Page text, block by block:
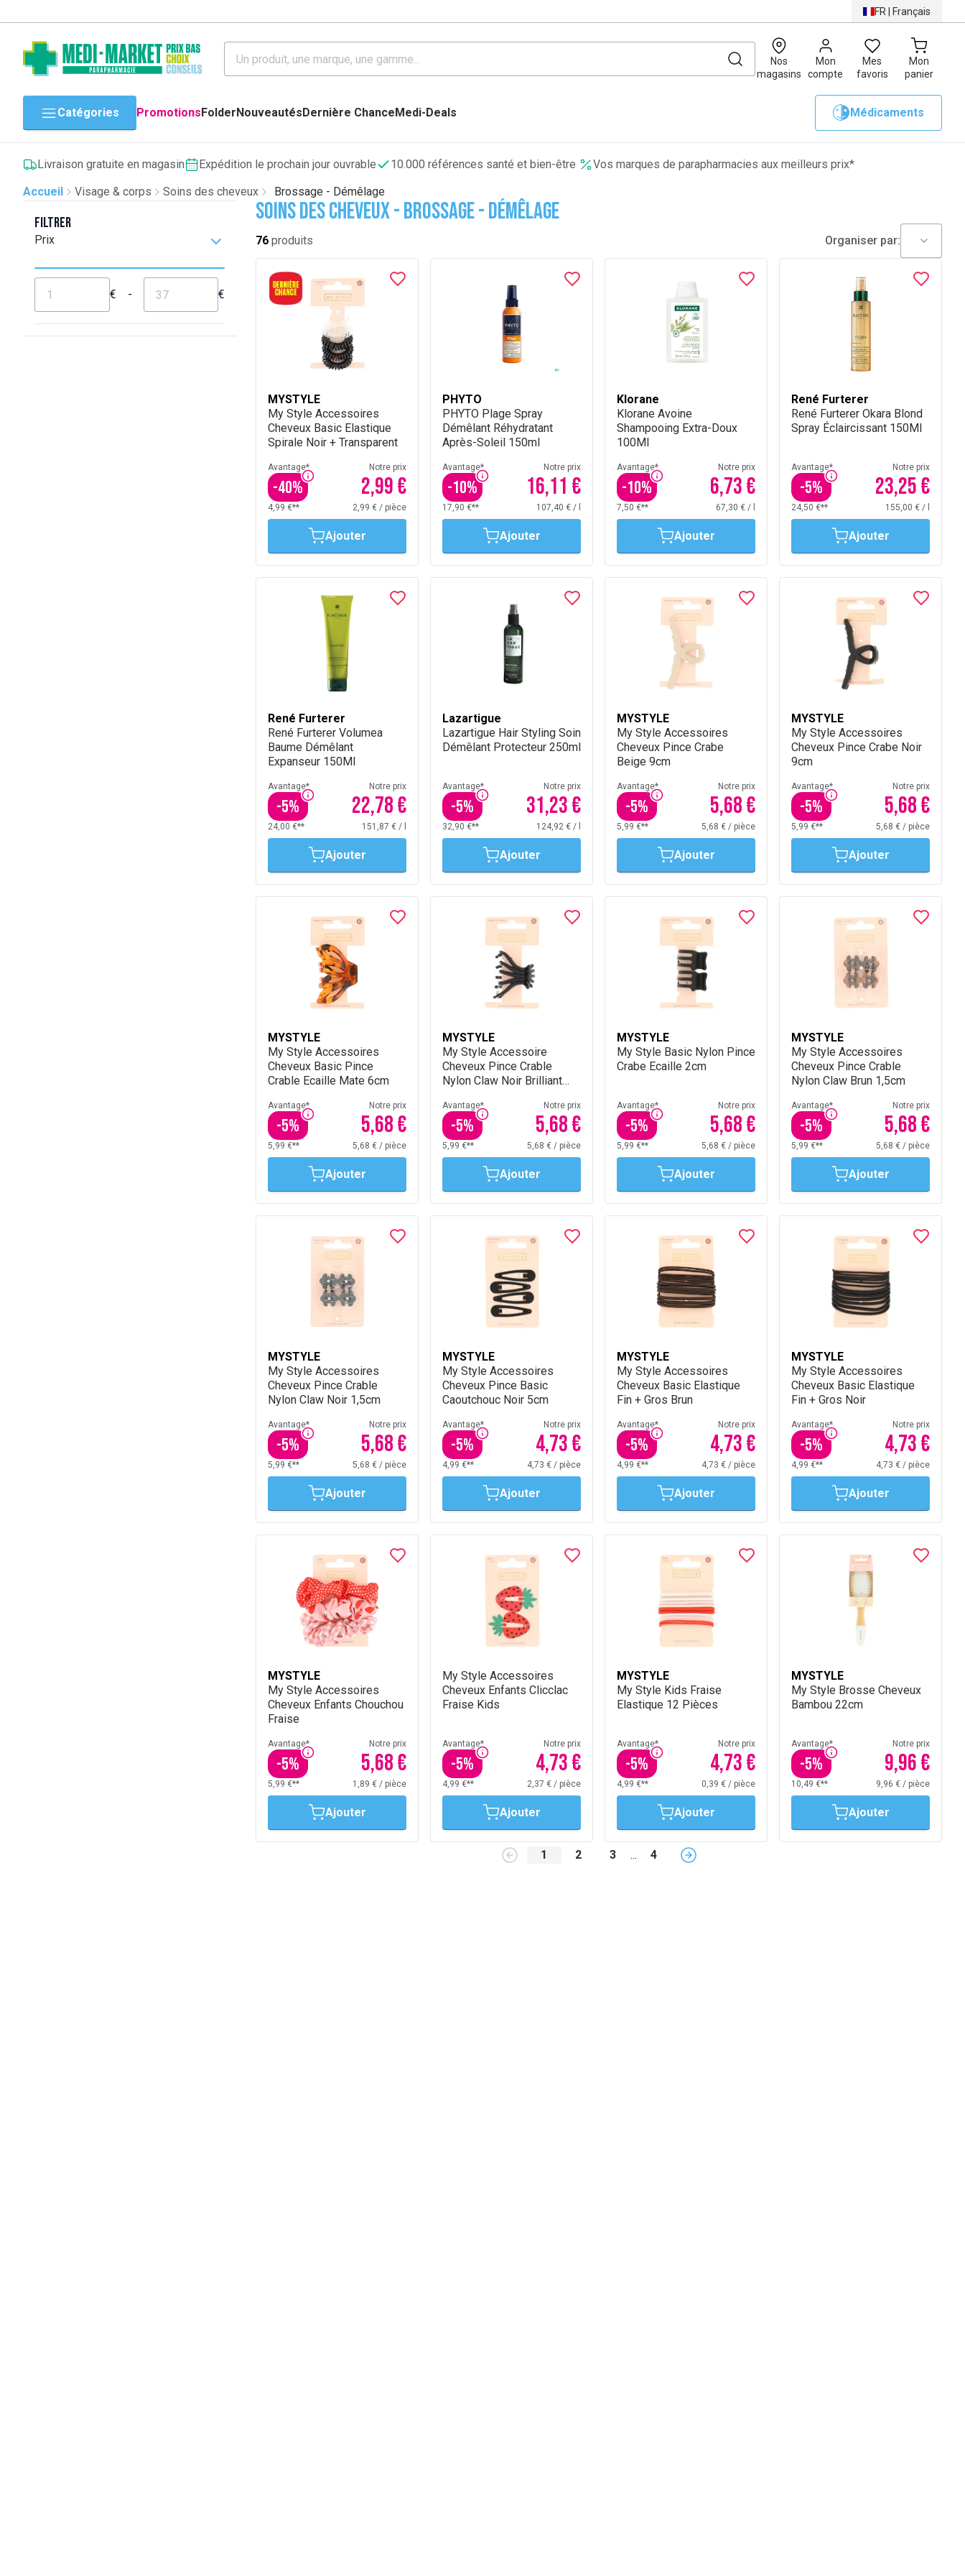
FR | Français
Nos
magasins
Mon
compte
Mes
favoris
Mon
panier
0
Catégories PromotionsFolderNouveautésDernière ChanceMedi-Deals Médicaments
Livraison gratuite en magasin Expédition le prochain jour ouvrable 10.000 références santé et bien-être
Vos marques de parapharmacies aux meilleurs prix*
Accueil
Visage & corps Soins des cheveux Brossage - Démêlage
Filtrer
Prix
€ - €
Soins des cheveux - Brossage - Démêlage
76 produits Organiser par:
MYSTYLE
My Style Accessoires
Cheveux Basic Elastique
Spirale Noir + Transparent
Avantage*
-40%
Notre prix
2,99 €
4,99 €** 2,99 € / pièce
Ajouter
PHYTO
PHYTO Plage Spray
Démêlant Réhydratant
Après-Soleil 150ml
Avantage*
-10%
Notre prix
16,11 €
17,90 €** 107,40 € /
Ajouter
Klorane
Klorane Avoine
Shampooing Extra-Doux
100Ml
Avantage*
-10%
Notre prix
6,73 €
7,50 €** 67,30 € /
Ajouter
René Furterer
René Furterer Okara Blond
Spray Éclaircissant 150Ml
Avantage*
-5%
Notre prix
23,25 €
24,50 €** 155,00 € /
Ajouter
René Furterer
René Furterer Volumea
Baume Démêlant
Expanseur 150Ml
Avantage*
-5%
Notre prix
22,78 €
24,00 €** 151,87 € /
Ajouter
Lazartigue
Lazartigue Hair Styling Soin
Démêlant Protecteur 250ml
Avantage*
-5%
Notre prix
31,23 €
32,90 €** 124,92 € /
Ajouter
MYSTYLE
My Style Accessoires
Cheveux Pince Crabe
Beige 9cm
Avantage*
-5%
Notre prix
5,68 €
5,99 €** 5,68 € / pièce
Ajouter
MYSTYLE
My Style Accessoires
Cheveux Pince Crabe Noir
9cm
Avantage*
-5%
Notre prix
5,68 €
5,99 €** 5,68 € / pièce
Ajouter
MYSTYLE
My Style Accessoires
Cheveux Basic Pince
Crable Ecaille Mate 6cm
Avantage*
-5%
Notre prix
5,68 €
5,99 €** 5,68 € / pièce
Ajouter
MYSTYLE
My Style Accessoire
Cheveux Pince Crable
Nylon Claw Noir Brilliant
Avantage*
-5%
Notre prix
5,68 €
5,99 €** 5,68 € / pièce
Ajouter
MYSTYLE
My Style Basic Nylon Pince
Crabe Ecaille 2cm
Avantage*
-5%
Notre prix
5,68 €
5,99 €** 5,68 € / pièce
Ajouter
MYSTYLE
My Style Accessoires
Cheveux Pince Crable
Nylon Claw Brun 1,5cm
Avantage*
-5%
Notre prix
5,68 €
5,99 €** 5,68 € / pièce
Ajouter
MYSTYLE
My Style Accessoires
Cheveux Pince Crable
Nylon Claw Noir 1,5cm
Avantage*
-5%
Notre prix
5,68 €
5,99 €** 5,68 € / pièce
Ajouter
MYSTYLE
My Style Accessoires
Cheveux Pince Basic
Caoutchouc Noir 5cm
Avantage*
-5%
Notre prix
4,73 €
4,99 €** 4,73 € / pièce
Ajouter
MYSTYLE
My Style Accessoires
Cheveux Basic Elastique
Fin + Gros Brun
Avantage*
-5%
Notre prix
4,73 €
4,99 €** 4,73 € / pièce
Ajouter
MYSTYLE
My Style Accessoires
Cheveux Basic Elastique
Fin + Gros Noir
Avantage*
-5%
Notre prix
4,73 €
4,99 €** 4,73 € / pièce
Ajouter
MYSTYLE
My Style Accessoires
Cheveux Enfants Chouchou
Fraise
Avantage*
-5%
Notre prix
5,68 €
5,99 €** 1,89 € / pièce
Ajouter
My Style Accessoires
Cheveux Enfants Clicclac
Fraise Kids
Avantage*
-5%
Notre prix
4,73 €
4,99 €** 2,37 € / pièce
Ajouter
MYSTYLE
My Style Kids Fraise
Elastique 12 Pièces
Avantage*
-5%
Notre prix
4,73 €
4,99 €** 0,39 € / pièce
Ajouter
MYSTYLE
My Style Brosse Cheveux
Bambou 22cm
Avantage*
-5%
Notre prix
9,96 €
10,49 €** 9,96 € / pièce
Ajouter
1 2 3 ... 4